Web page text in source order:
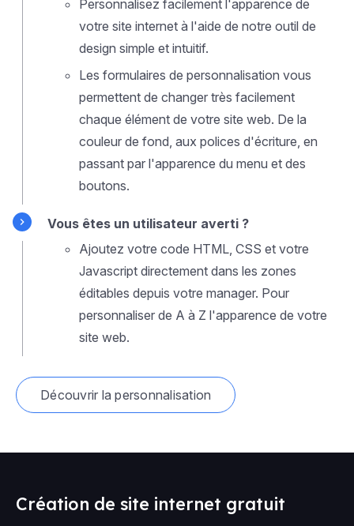
Personnalisez facilement l'apparence de
votre site internet à l'aide de notre outil de
design simple et intuitif.
Les formulaires de personnalisation vous
permettent de changer très facilement
chaque élément de votre site web. De la
couleur de fond, aux polices d'écriture, en
passant par l'apparence du menu et des
boutons.
Vous êtes un utilisateur averti ?
Ajoutez votre code HTML, CSS et votre
Javascript directement dans les zones
éditables depuis votre manager. Pour
personnaliser de A à Z l'apparence de votre
site web.
Découvrir la personnalisation
Création de site internet gratuit